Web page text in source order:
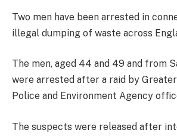
Two men have been arrested in
illegal dumping of waste across
The men, aged 44 and 49 and from
were arrested after a raid by
Police and Environment Agency
The suspects were released after